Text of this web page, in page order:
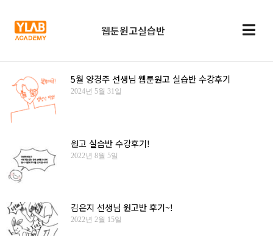
웹툰원고실습반
5월 양경주 선생님 웹툰원고 실습반 수강후기
2024년 5월 31일
원고 실습반 수강후기!
2022년 8월 5일
김은지 선생님 원고반 후기~!
2022년 2월 15일